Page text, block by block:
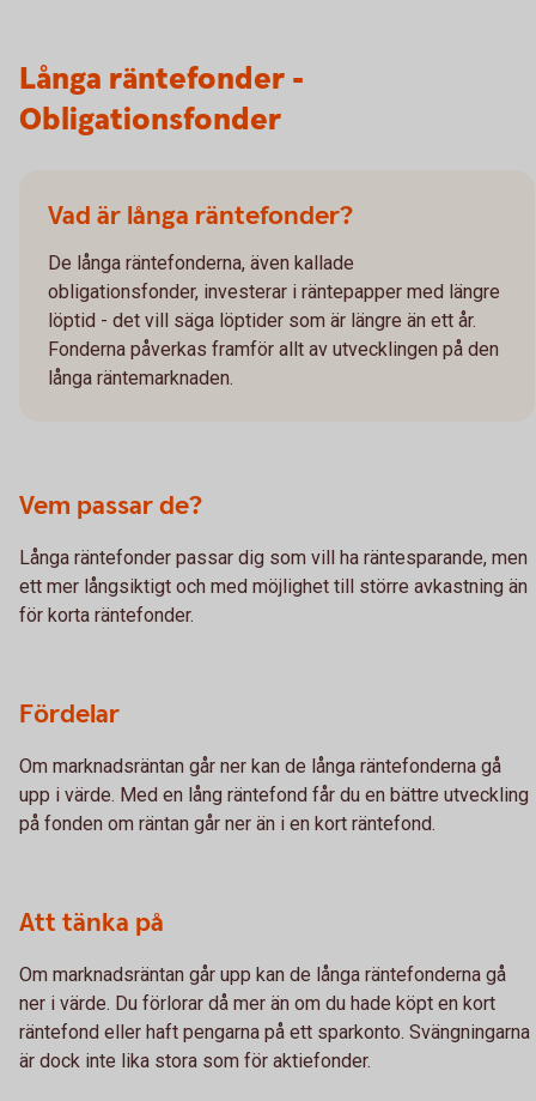
Långa räntefonder -
Obligationsfonder
Vad är långa räntefonder?
De långa räntefonderna, även kallade
obligationsfonder, investerar i räntepapper med längre
löptid - det vill säga löptider som är längre än ett år.
Fonderna påverkas framför allt av utvecklingen på den
långa räntemarknaden.
Vem passar de?
Långa räntefonder passar dig som vill ha räntesparande, men
ett mer långsiktigt och med möjlighet till större avkastning än
för korta räntefonder.
Fördelar
Om marknadsräntan går ner kan de långa räntefonderna gå
upp i värde. Med en lång räntefond får du en bättre utveckling
på fonden om räntan går ner än i en kort räntefond.
Att tänka på
Om marknadsräntan går upp kan de långa räntefonderna gå
ner i värde. Du förlorar då mer än om du hade köpt en kort
räntefond eller haft pengarna på ett sparkonto. Svängningarna
är dock inte lika stora som för aktiefonder.